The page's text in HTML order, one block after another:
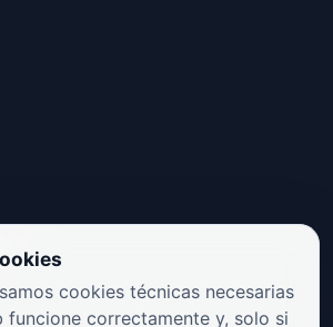
cookies técnicas necesarias
funcione correctamente y, solo si